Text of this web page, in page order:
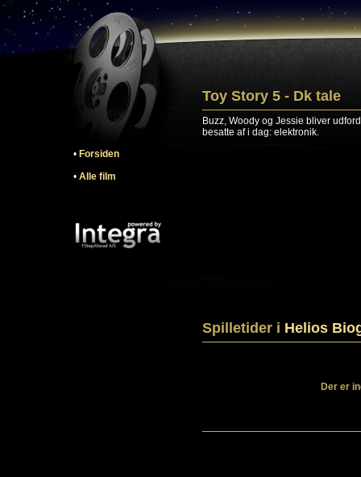
• Forsiden
• Alle film
Toy Story 5 - Dk tale
Buzz, Woody og Jessie bliver
besatte af i dag: elektronik.
Spilletider i Helios
Der er